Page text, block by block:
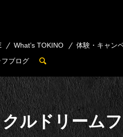
What’s TOKINO 体験・キャン
フブログ
search
ルドリーム